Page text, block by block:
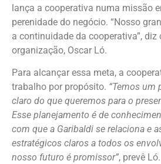
lança a cooperativa numa missão
perenidade do negócio. “Nosso
a continuidade da cooperativa”, diz
organização, Oscar Ló.
Para alcançar essa meta, a
trabalho por propósito. “Temos um
claro do que queremos para o
Esse planejamento é de
com que a Garibaldi se relaciona e
estratégicos claros a todos os
nosso futuro é promissor”, prevê Ló.